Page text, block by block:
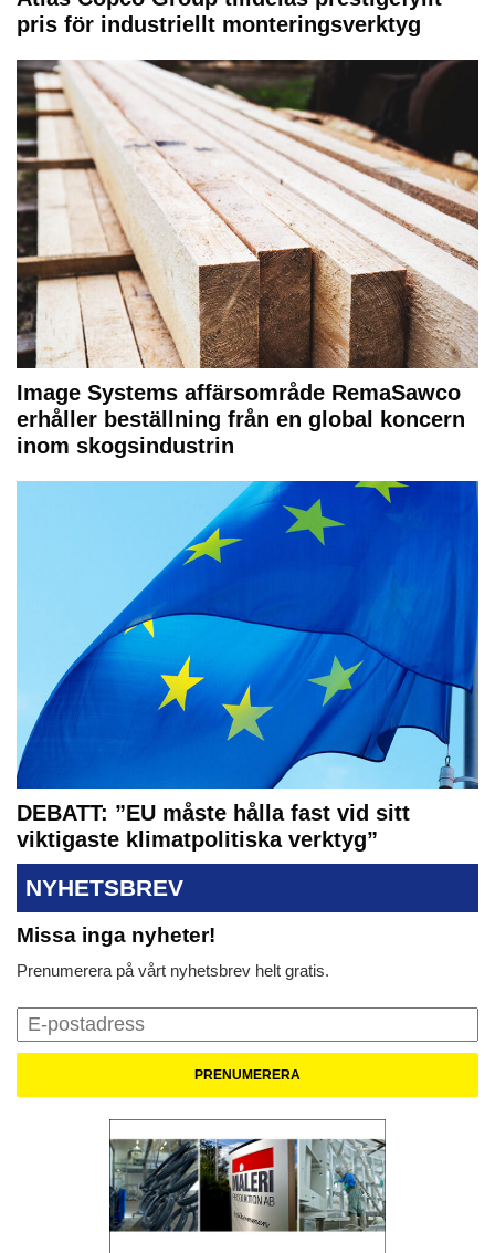
pris för industriellt monteringsverktyg
Image Systems affärsområde RemaSawco
erhåller beställning från en global koncern
inom skogsindustrin
DEBATT: ”EU måste hålla fast vid sitt
viktigaste klimatpolitiska verktyg”
NYHETSBREV
Missa inga nyheter!
Prenumerera på vårt nyhetsbrev helt gratis.